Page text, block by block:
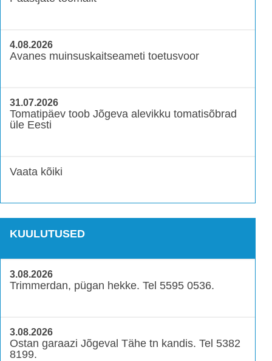
4.08.2026
Avanes muinsuskaitseameti toetusvoor
31.07.2026
Tomatipäev toob Jõgeva alevikku tomatisõbrad
üle Eesti
Vaata kõiki
KUULUTUSED
3.08.2026
Trimmerdan, pügan hekke. Tel 5595 0536.
3.08.2026
Ostan garaazi Jõgeval Tähe tn kandis. Tel 5382
8199.